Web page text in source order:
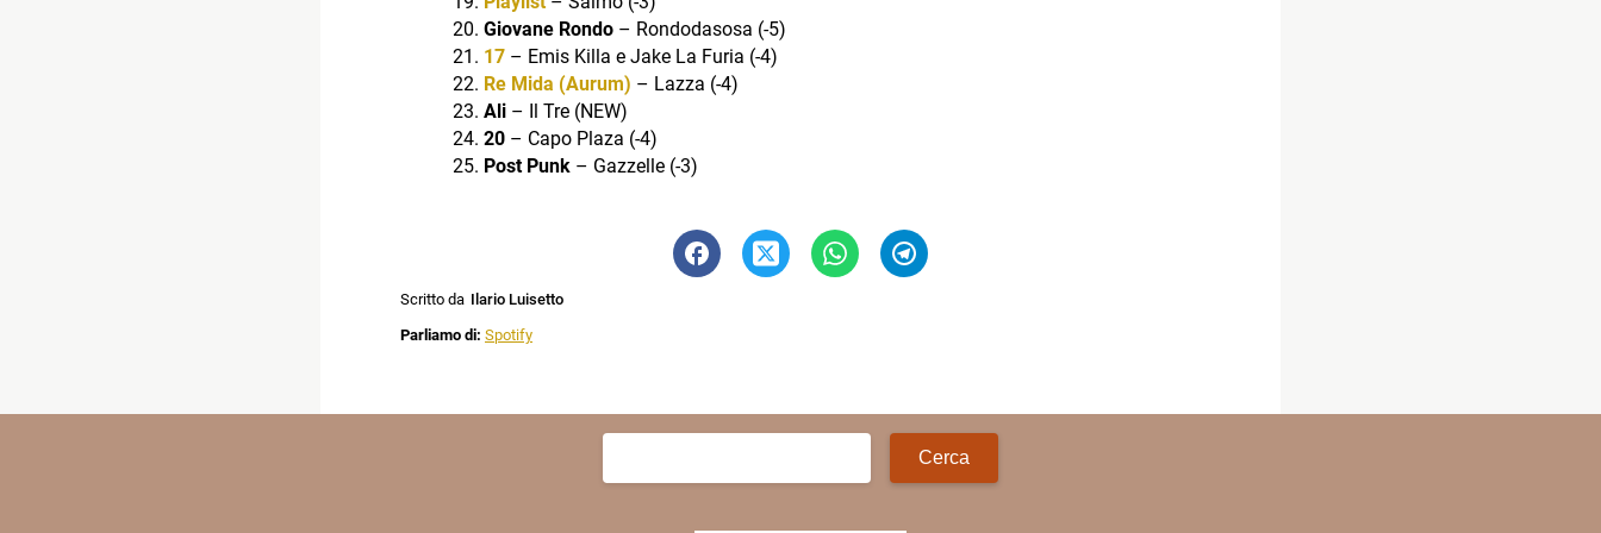
Giovane Rondo – Rondodasosa (-5)
17 – Emis Killa e Jake La Furia (-4)
Re Mida (Aurum) – Lazza (-4)
Ali – Il Tre (NEW)
20 – Capo Plaza (-4)
Post Punk – Gazzelle (-3)
Scritto da Ilario Luisetto
Parliamo di: Spotify
Ricerca